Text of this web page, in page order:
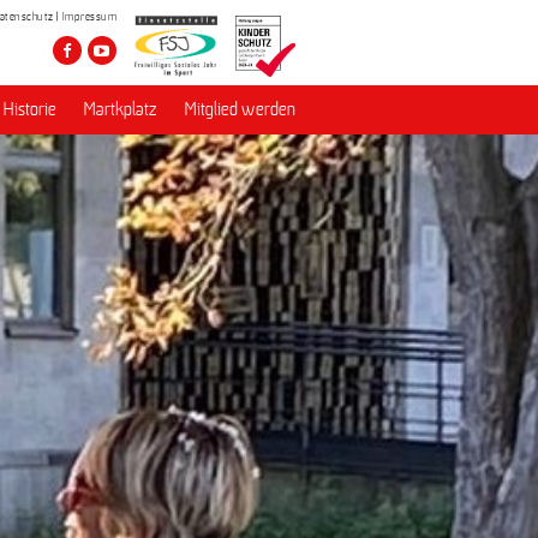
Impressum
Historie Martkplatz Mitglied werden